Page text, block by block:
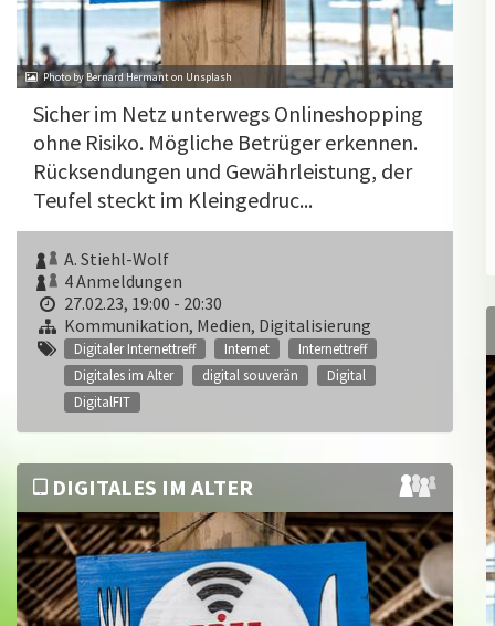
Photo by Bernard Hermant on Unsplash
Sicher im Netz unterwegs Onlineshopping
ohne Risiko. Mögliche Betrüger erkennen.
Rücksendungen und Gewährleistung, der
Teufel steckt im Kleingedruc...
A. Stiehl-Wolf
4 Anmeldungen
27.02.23, 19:00 - 20:30
Kommunikation, Medien, Digitalisierung
Digitaler Internettreff Internet
Internettreff
Digitales im Alter
digital souverän
Digital
DigitalFIT
DIGITALES IM ALTER